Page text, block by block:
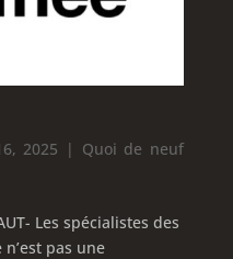
2025 | Quoi de neuf
Les spécialistes des
pas une